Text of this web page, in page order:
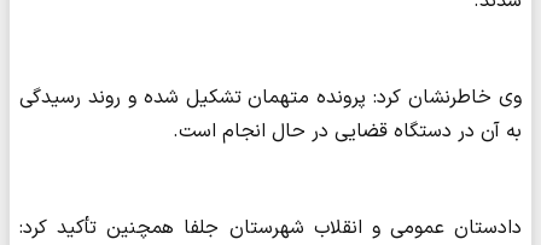
وی خاطرنشان کرد: پرونده متهمان تشکیل شده و روند رسیدگی
به آن در دستگاه قضایی در حال انجام است.
دادستان عمومی و انقلاب شهرستان جلفا همچنین تأکید کرد: